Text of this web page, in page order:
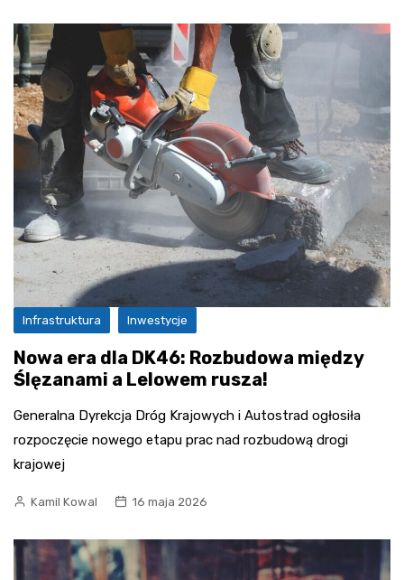
Infrastruktura Inwestycje
Nowa era dla DK46: Rozbudowa między
Ślęzanami a Lelowem rusza!
Generalna Dyrekcja Dróg Krajowych i Autostrad ogłosiła
rozpoczęcie nowego etapu prac nad rozbudową drogi
krajowej
Kamil Kowal 16 maja 2026